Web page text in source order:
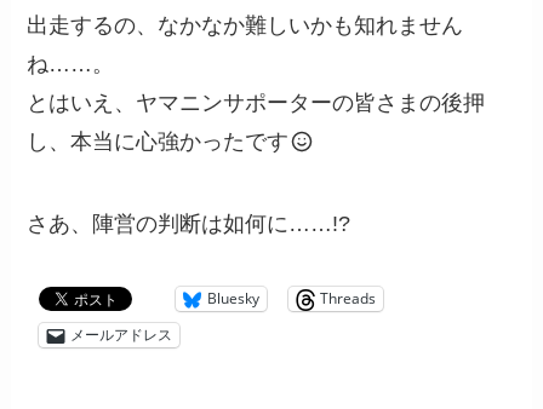
出走するの、なかなか難しいかも知れません
ね……。
とはいえ、ヤマニンサポーターの皆さまの後押
し、本当に心強かったです
さあ、陣営の判断は如何に……!?
Bluesky
Threads
メールアドレス